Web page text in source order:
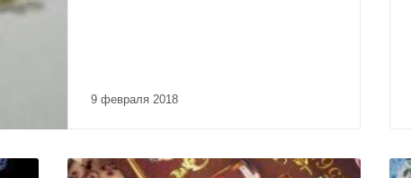
9 февраля 2018